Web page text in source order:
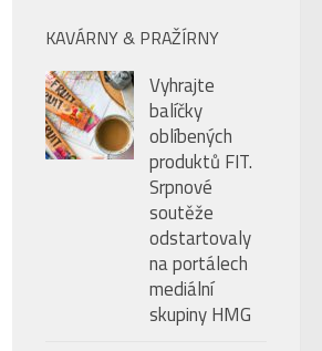
KAVÁRNY & PRAŽÍRNY
Vyhrajte
balíčky
oblíbených
produktů FIT.
Srpnové
soutěže
odstartovaly
na portálech
mediální
skupiny HMG